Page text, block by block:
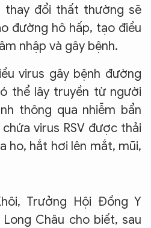
đổi thất thường sẽ
đường hô hấp, tạo điều
nhập và gây bệnh.
virus gây bệnh đường
thể lây truyền từ người
thông qua nhiễm bẩn
virus RSV được thải
ho, hắt hơi lên mắt, mũi,
Trưởng Hội Đồng Y
Châu cho biết, sau